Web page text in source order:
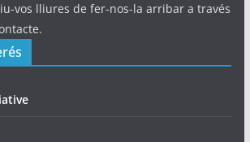
vos lliures de fer-nos-la arribar a través